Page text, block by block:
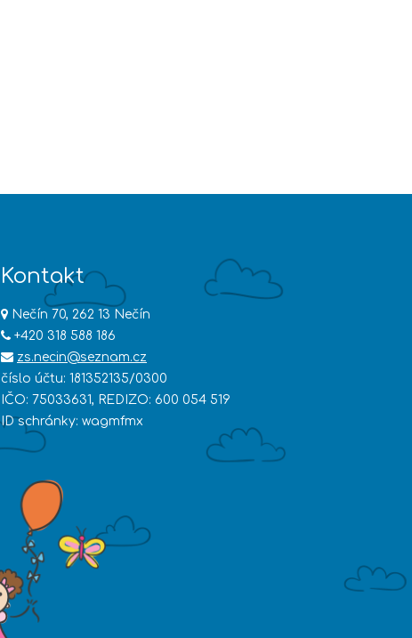
Kontakt
Nečín 70, 262 13 Nečín
+420 318 588 186
zs.necin@seznam.cz
číslo účtu: 181352135/0300
IČO: 75033631, REDIZO: 600 054 519
ID schránky: wagmfmx